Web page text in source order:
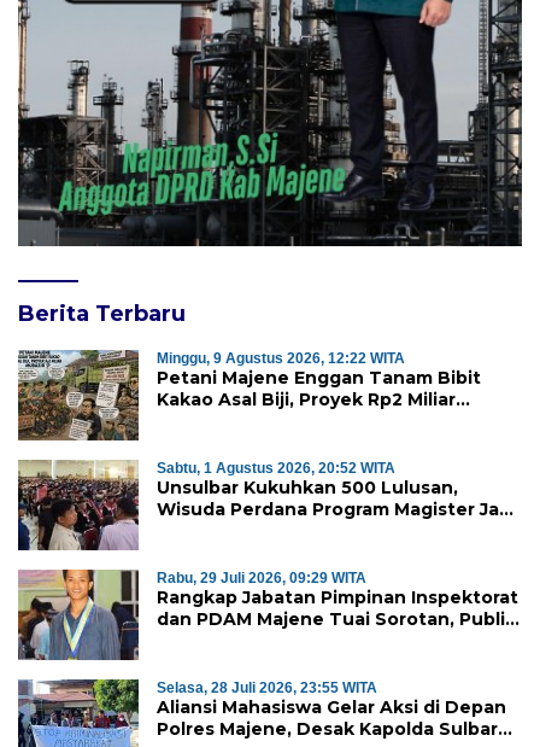
Berita Terbaru
Minggu, 9 Agustus 2026, 12:22 WITA
Petani Majene Enggan Tanam Bibit
Kakao Asal Biji, Proyek Rp2 Miliar
Sabtu, 1 Agustus 2026, 20:52 WITA
Unsulbar Kukuhkan 500 Lulusan,
Wisuda Perdana Program Magister Jadi
Rabu, 29 Juli 2026, 09:29 WITA
Rangkap Jabatan Pimpinan Inspektorat
dan PDAM Majene Tuai Sorotan, Publik
Selasa, 28 Juli 2026, 23:55 WITA
Aliansi Mahasiswa Gelar Aksi di Depan
Polres Majene, Desak Kapolda Sulbar